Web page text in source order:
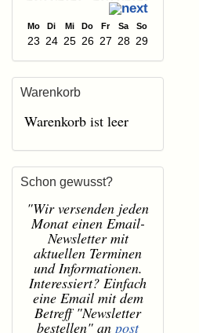
Mo Di Mi Do Fr Sa So
23 24 25 26 27 28 29
Warenkorb
Warenkorb ist leer
Schon gewusst?
"Wir versenden jeden
Monat einen Email-
Newsletter mit
aktuellen Terminen
und Informationen.
Interessiert? Einfach
eine Email mit dem
Betreff "Newsletter
bestellen" an post